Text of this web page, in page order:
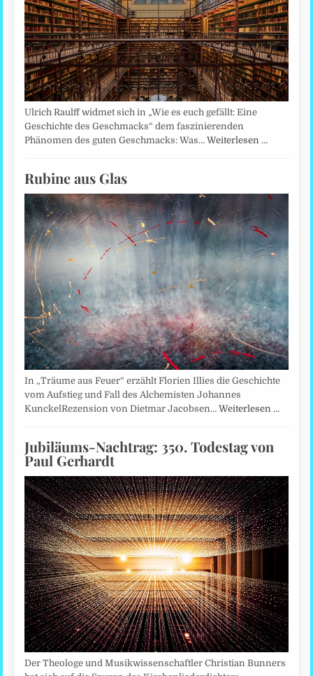
Ulrich Raulff widmet sich in „Wie es euch gefällt: Eine
Geschichte des Geschmacks“ dem faszinierenden
Phänomen des guten Geschmacks: Was…Weiterlesen …
Rubine aus Glas
In „Träume aus Feuer“ erzählt Florien Illies die Geschichte
vom Aufstieg und Fall des Alchemisten Johannes
KunckelRezension von Dietmar Jacobsen…Weiterlesen …
Jubiläums-Nachtrag: 350. Todestag von
Paul Gerhardt
Der Theologe und Musikwissenschaftler Christian Bunners